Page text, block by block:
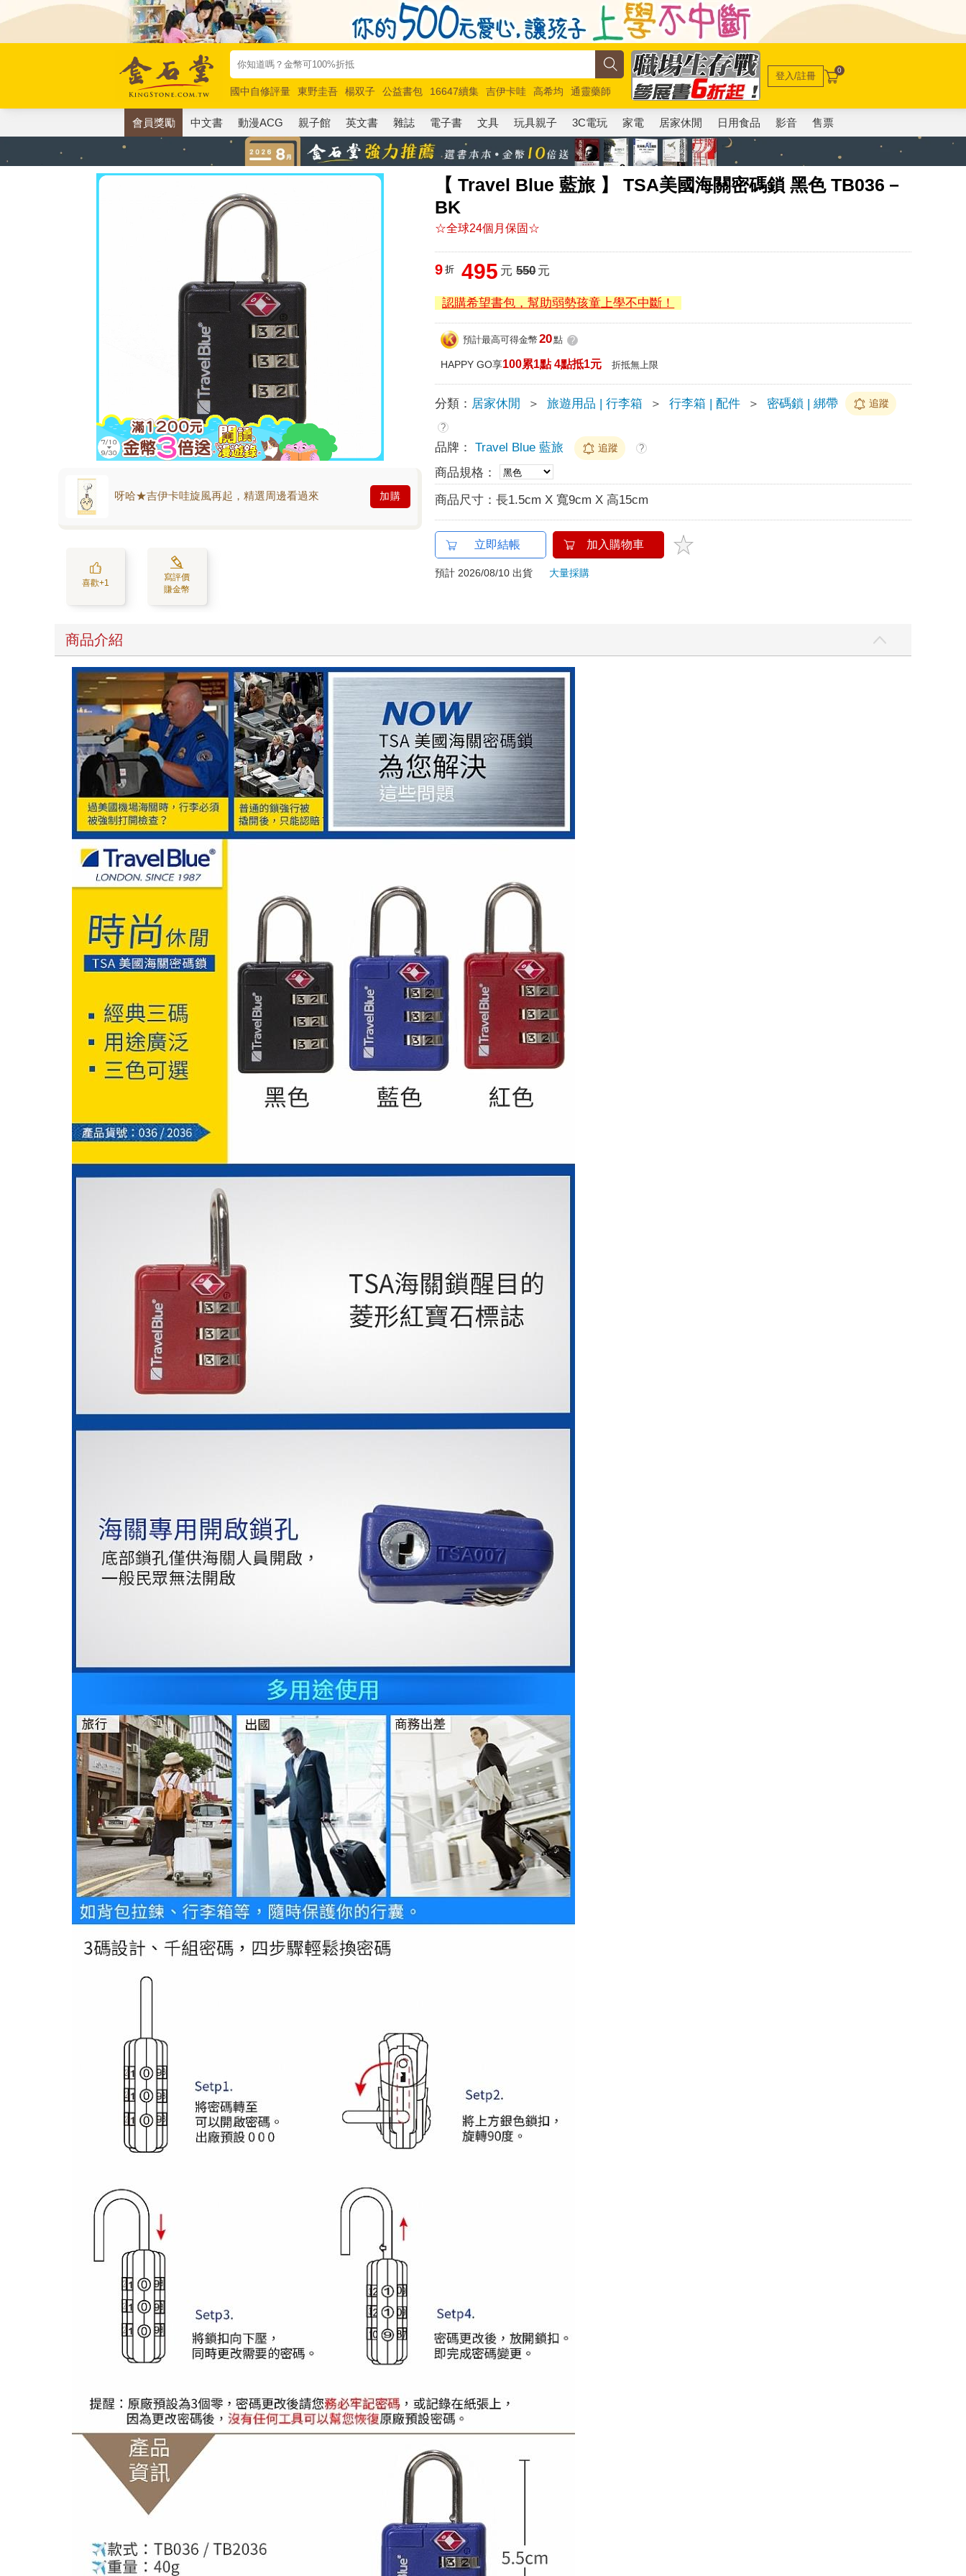
國中自修評量 東野圭吾 楊双子 公益書包 16647續集 吉伊卡哇 高希均
通靈藥師
唯紅花綻放
奧德賽 路邊攤新作 馬斯克 玩具總動員5 超慢跑
登入/註冊 0
會員獎勵 中文書 動漫ACG 親子館 英文書 雜誌 電子書 文具 玩具親子 3C電玩 家電 居家休閒 日用食品 影音 售票
【 Travel Blue 藍旅 】 TSA美國海關密碼鎖 黑色 TB036－
BK
☆全球24個月保固☆
呀哈★吉伊卡哇旋風再起，精選周邊看過來 加購
喜歡+1
寫評價
賺金幣
9 折 495 元 550元
認購希望書包，幫助弱勢孩童上學不中斷！
預計最高可得金幣 20點 ?
HAPPY GO享100累1點 4點抵1元 折抵無上限
分類： 居家休閒 ＞ 旅遊用品 | 行李箱 ＞ 行李箱 | 配件 ＞ 密碼鎖 | 綁帶 追蹤
?
品牌： Travel Blue 藍旅 追蹤 ?
商品規格：
商品尺寸：長1.5cm X 寬9cm X 高15cm
立即結帳 加入購物車
預計 2026/08/10 出貨 大量採購
商品介紹